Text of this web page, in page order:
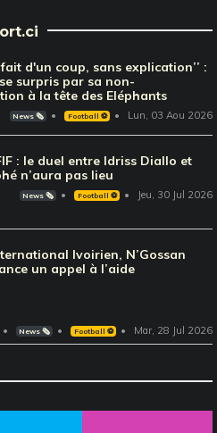
fait d'un coup, sans explication’’ :
surpris par sa non-
à la tête des Eléphants
News 🗞️ Football ⚽️ Lun, 03 Aou 2026
: le duel entre Idriss Diallo et
n’aura pas lieu
News 🗞️ Football ⚽️ Jeu, 30 Jul 2026
Ivoirien, N’Gossan
un appel à l’aide
News 🗞️ Football ⚽️ Mar, 28 Jul 2026